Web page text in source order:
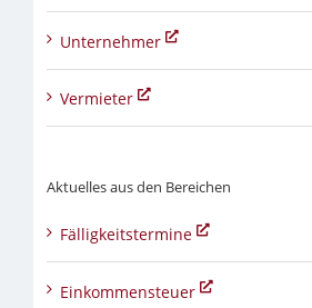
Unternehmer
Vermieter
Aktuelles aus den Bereichen
Fälligkeitstermine
Einkommensteuer